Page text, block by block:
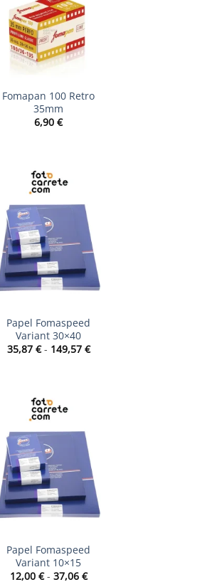
Fomapan 100 Retro
35mm
6,90 €
+
Papel Fomaspeed
Variant 30×40
35,87 € - 149,57 €Rango
+
Papel Fomaspeed
Variant 10×15
12,00 € - 37,06 €Rango